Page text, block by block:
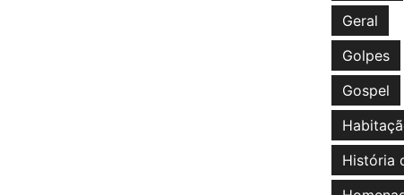
Geral
Golpes
Gospel
História